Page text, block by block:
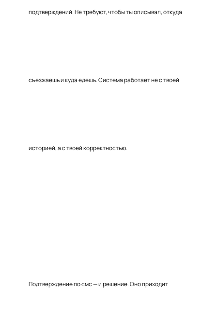
подтверждений. Не требуют, чтобы ты описывал, откуда
съезжаешь и куда едешь. Система работает не с твоей
историей, а с твоей корректностью.
Подтверждение по смс — и решение. Оно приходит